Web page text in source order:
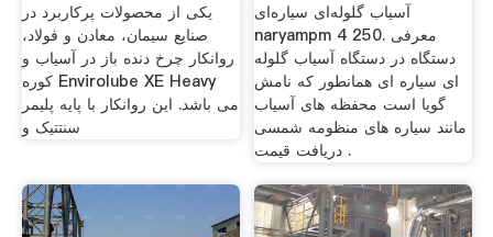
یکی از محصولات پرکاربرد در
صنایع سیمان، معادن و فولاد،
روانکار چرخ دنده باز در آسیاب و
کوره Envirolube XE Heavy
می باشد. این روانکار با پایه پلیمر
سنتتیک و
آسیاب گلوله‌ای سیاره‌ای
naryampm 4 250. معرفی
دستگاه در دستگاه آسیاب گلوله
ای سیاره ای همانطور که نامش
گویا است محفظه های آسیاب
مانند سیاره های منظومه شمسی
. دریافت قیمت